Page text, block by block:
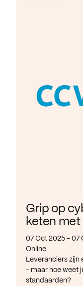
Grip op
keten
07 Oct 2025 - 07
Online
Leveranciers zijn
- maar hoe weet
standaarden?